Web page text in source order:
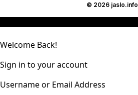
© 2026 jaslo.info
Welcome Back!
Sign in to your account
Username or Email Address